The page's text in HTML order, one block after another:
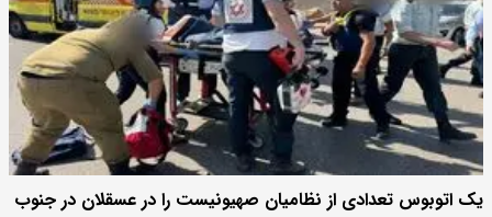
یک اتوبوس تعدادی از نظامیان صهیونیست را در عسقلان در جنوب